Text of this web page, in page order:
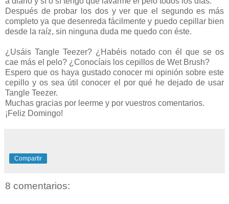
Después de probar los dos y ver que el segundo es más
completo ya que desenreda fácilmente y puedo cepillar bien
desde la raíz, sin ninguna duda me quedo con éste.
¿Usáis Tangle Teezer? ¿Habéis notado con él que se os
cae más el pelo? ¿Conocíais los cepillos de Wet Brush?
Espero que os haya gustado conocer mi opinión sobre este
cepillo y os sea útil conocer el por qué he dejado de usar
Tangle Teezer.
Muchas gracias por leerme y por vuestros comentarios.
¡Feliz Domingo!
Compartir
8 comentarios: